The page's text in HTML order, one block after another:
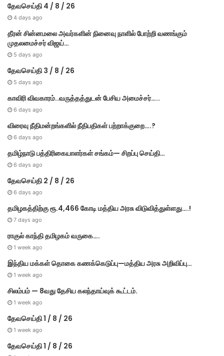
தேவசெய்தி 4 / 8 / 26
4 days ago
தீரன் சின்னமலை அவர்களின் நினைவு நாளில் போற்றி வணங்கும்
முதலமைச்சர் விஜய்…
5 days ago
தேவசெய்தி 3 / 8 / 26
5 days ago
காவிரி விவகாரம்..வருத்தத்துடன் பேசிய அமைச்சர்…..
6 days ago
விரைவு நீதிமன்றங்களில் நீதிபதிகள் பற்றாக்குறை….?
6 days ago
தமிழ்நாடு பத்திரிகையாளர்கள் சங்கம்— சிறப்பு செய்தி…
6 days ago
தேவசெய்தி 2 / 8 / 26
6 days ago
தமிழகத்திற்கு ரூ.4,466 கோடி மத்திய அரசு விடுவித்துள்ளது….!
7 days ago
ராகுல் காந்தி தமிழகம் வருகை….
1 week ago
இந்திய மக்கள் தொகை கணக்கெடுப்பு—மத்திய அரசு அறிவிப்பு…
1 week ago
சிலம்பம் — 8வது தேசிய கலந்தாய்வுக் கூட்டம்.
1 week ago
தேவசெய்தி 1 / 8 / 26
1 week ago
தேவசெய்தி 1 / 8 / 26